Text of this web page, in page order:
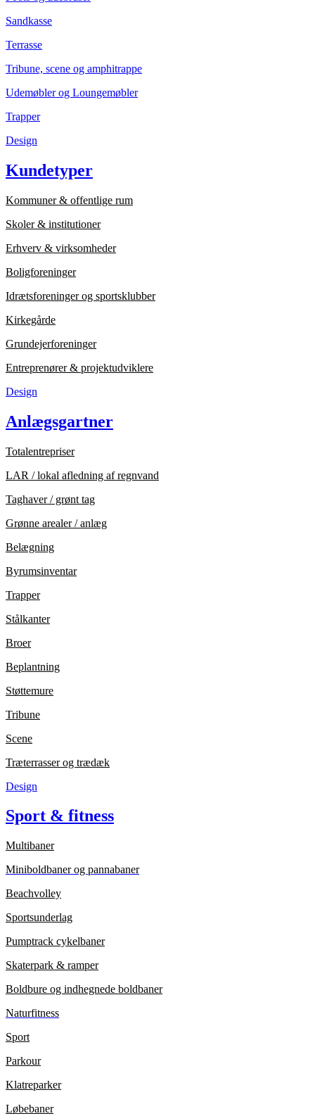
Sandkasse
Terrasse
Tribune, scene og amphitrappe
Udemøbler og Loungemøbler
Trapper
Design
Kundetyper
Kommuner & offentlige rum
Skoler & institutioner
Erhverv & virksomheder
Boligforeninger
Idrætsforeninger og sportsklubber
Kirkegårde
Grundejerforeninger
Entreprenører & projektudviklere
Design
Anlægsgartner
Totalentrepriser
LAR / lokal afledning af regnvand
Taghaver / grønt tag
Grønne arealer / anlæg
Belægning
Byrumsinventar
Trapper
Stålkanter
Broer
Beplantning
Støttemure
Tribune
Scene
Træterrasser og trædæk
Design
Sport & fitness
Multibaner
Miniboldbaner og pannabaner
Beachvolley
Sportsunderlag
Pumptrack cykelbaner
Skaterpark & ramper
Boldbure og indhegnede boldbaner
Naturfitness
Sport
Parkour
Klatreparker
Løbebaner